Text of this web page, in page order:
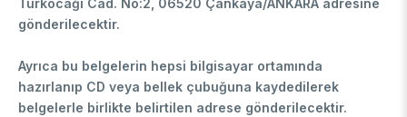
Araştırma Burs Programları
MAM
Türkocağı Cad. No:2, 06520 Çankaya/ANKARA adresine
gönderilecektir.
Ayrıca bu belgelerin hepsi bilgisayar ortamında
hazırlanıp CD veya bellek çubuğuna kaydedilerek
belgelerle birlikte belirtilen adrese gönderilecektir.